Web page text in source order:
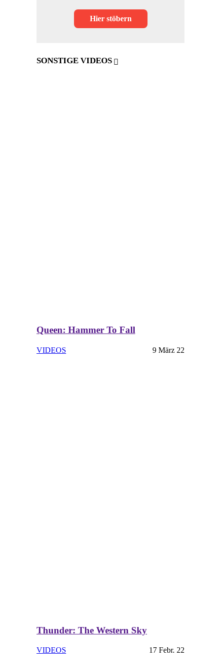
Hier stöbern
SONSTIGE VIDEOS
Queen: Hammer To Fall
VIDEOS 9 März 22
Thunder: The Western Sky
VIDEOS 17 Febr. 22